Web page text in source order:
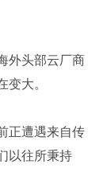
外头部云厂商
大。
正遭遇来自传
以往所秉持